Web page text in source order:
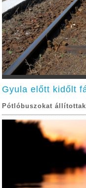
Gyula előtt kidőlt
Pótlóbuszokat